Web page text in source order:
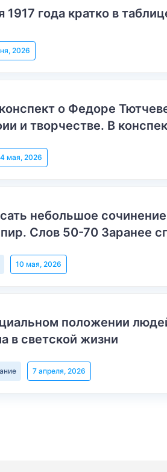
года кратко в
2026
о Федоре
и творчестве. В
мая, 2026
небольшое
Слов 50-70 Заранее
10 мая, 2026
положении
в светской жизни
7 апреля, 2026